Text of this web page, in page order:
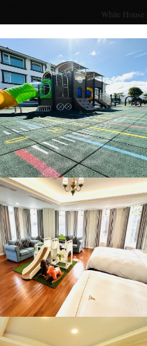
首頁
關於我們
White